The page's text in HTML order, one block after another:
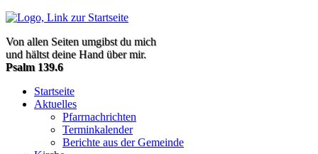
Von allen Seiten umgibst du mich
und hältst deine Hand über mir.
Psalm 139.6
Startseite
Aktuelles
Pfarrnachrichten
Terminkalender
Berichte aus der Gemeinde